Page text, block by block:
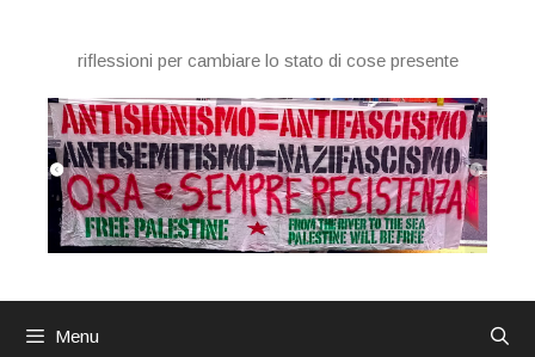
contenutoriflessioni per cambiare lo stato di cose presente
Menu